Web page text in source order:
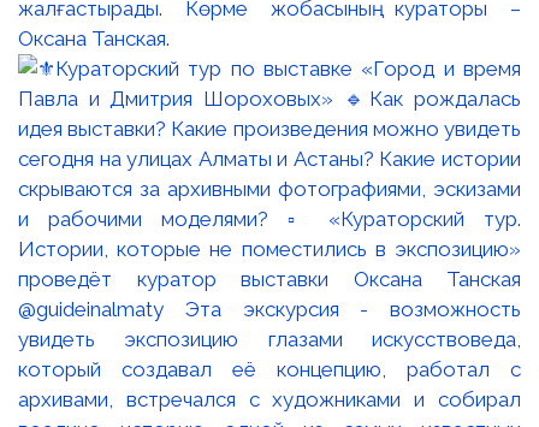
жалғастырады. Көрме жобасының кураторы –
Оксана Танская.